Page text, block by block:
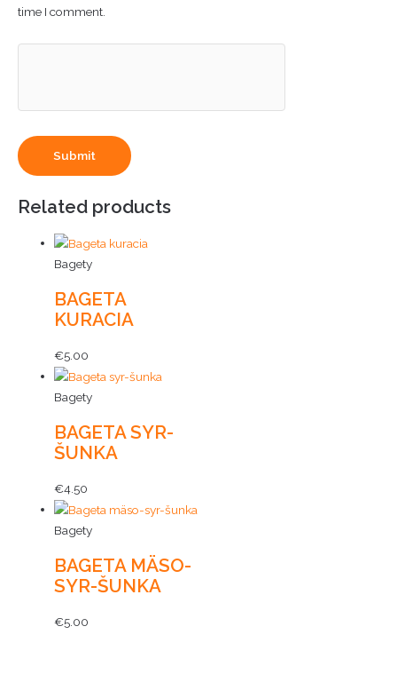
time I comment.
Related products
Bagety
BAGETA
KURACIA
€5.00
Bagety
BAGETA SYR-
ŠUNKA
€4.50
Bagety
BAGETA MÄSO-
SYR-ŠUNKA
€5.00